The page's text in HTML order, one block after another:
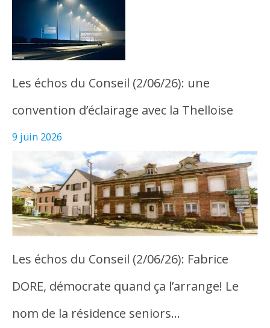
Les échos du Conseil (2/06/26): une
convention d’éclairage avec la Thelloise
9 juin 2026
Les échos du Conseil (2/06/26): Fabrice
DORE, démocrate quand ça l’arrange! Le
nom de la résidence seniors…